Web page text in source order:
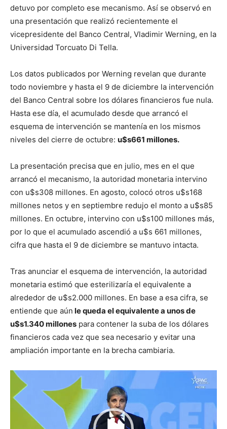
detuvo por completo ese mecanismo. Así se observó en
una presentación que realizó recientemente el
vicepresidente del Banco Central, Vladimir Werning, en la
Universidad Torcuato Di Tella.
Los datos publicados por Werning revelan que durante
todo noviembre y hasta el 9 de diciembre la intervención
del Banco Central sobre los dólares financieros fue nula.
Hasta ese día, el acumulado desde que arrancó el
esquema de intervención se mantenía en los mismos
niveles del cierre de octubre: u$s661 millones.
La presentación precisa que en julio, mes en el que
arrancó el mecanismo, la autoridad monetaria intervino
con u$s308 millones. En agosto, colocó otros u$s168
millones netos y en septiembre redujo el monto a u$s85
millones. En octubre, intervino con u$s100 millones más,
por lo que el acumulado ascendió a u$s 661 millones,
cifra que hasta el 9 de diciembre se mantuvo intacta.
Tras anunciar el esquema de intervención, la autoridad
monetaria estimó que esterilizaría el equivalente a
alrededor de u$s2.000 millones. En base a esa cifra, se
entiende que aún le queda el equivalente a unos de
u$s1.340 millones para contener la suba de los dólares
financieros cada vez que sea necesario y evitar una
ampliación importante en la brecha cambiaria.
Reproductor
video